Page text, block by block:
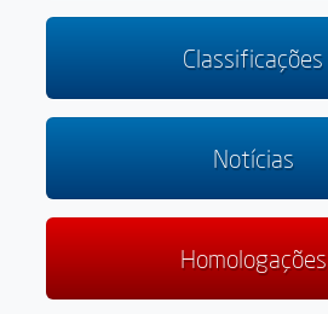
Classificações
Notícias
Homologações